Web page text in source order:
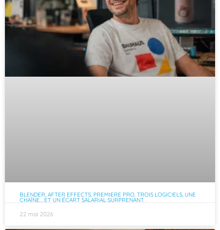
BLENDER, AFTER EFFECTS, PREMIERE PRO. TROIS LOGICIELS, UNE
CHAÎNE… ET UN ÉCART SALARIAL SURPRENANT.
22 mai 2026